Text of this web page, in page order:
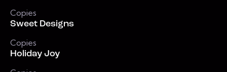
Copies
Sweet Designs
Copies
Holiday Joy